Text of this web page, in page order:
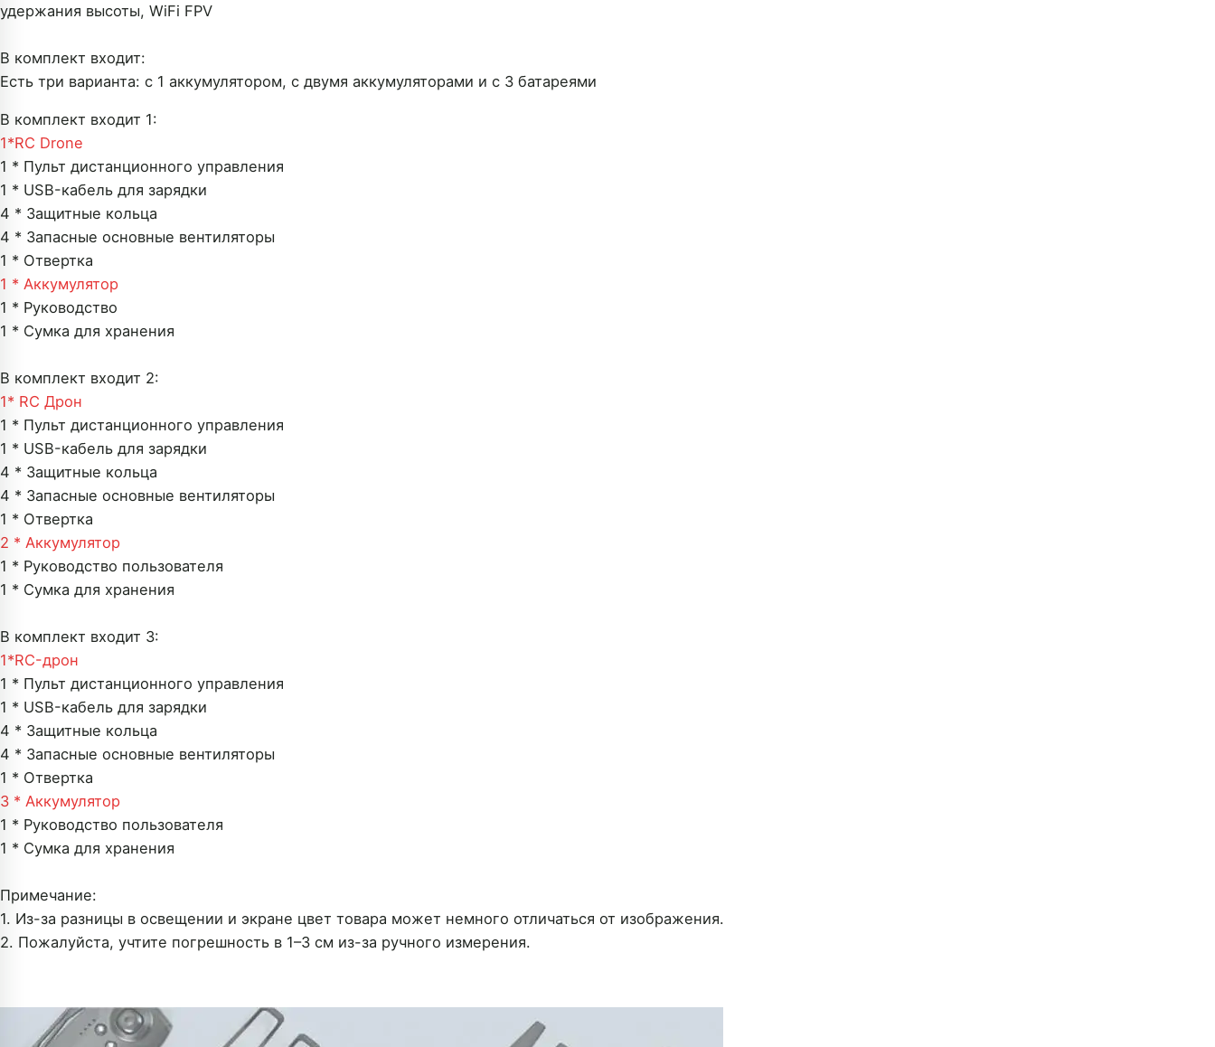
удержания высоты, WiFi FPV
В комплект входит:
Есть три варианта: с 1 аккумулятором, с двумя аккумуляторами и с 3 батареями
В комплект входит 1:
1*RC Drone
1 * Пульт дистанционного управления
1 * USB-кабель для зарядки
4 * Защитные кольца
4 * Запасные основные вентиляторы
1 * Отвертка
1 * Аккумулятор
1 * Руководство
1 * Сумка для хранения
В комплект входит 2:
1* RC Дрон
1 * Пульт дистанционного управления
1 * USB-кабель для зарядки
4 * Защитные кольца
4 * Запасные основные вентиляторы
1 * Отвертка
2 * Аккумулятор
1 * Руководство пользователя
1 * Сумка для хранения
В комплект входит 3:
1*RC-дрон
1 * Пульт дистанционного управления
1 * USB-кабель для зарядки
4 * Защитные кольца
4 * Запасные основные вентиляторы
1 * Отвертка
3 * Аккумулятор
1 * Руководство пользователя
1 * Сумка для хранения
Примечание:
1. Из-за разницы в освещении и экране цвет товара может немного отличаться от изображения.
2. Пожалуйста, учтите погрешность в 1–3 см из-за ручного измерения.